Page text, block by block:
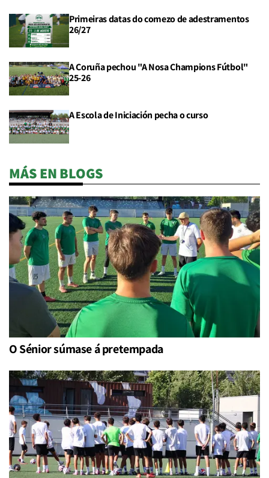
Primeiras datas do comezo de adestramentos
26/27
A Coruña pechou "A Nosa Champions Fútbol"
25-26
A Escola de Iniciación pecha o curso
MÁS EN BLOGS
O Sénior súmase á pretempada